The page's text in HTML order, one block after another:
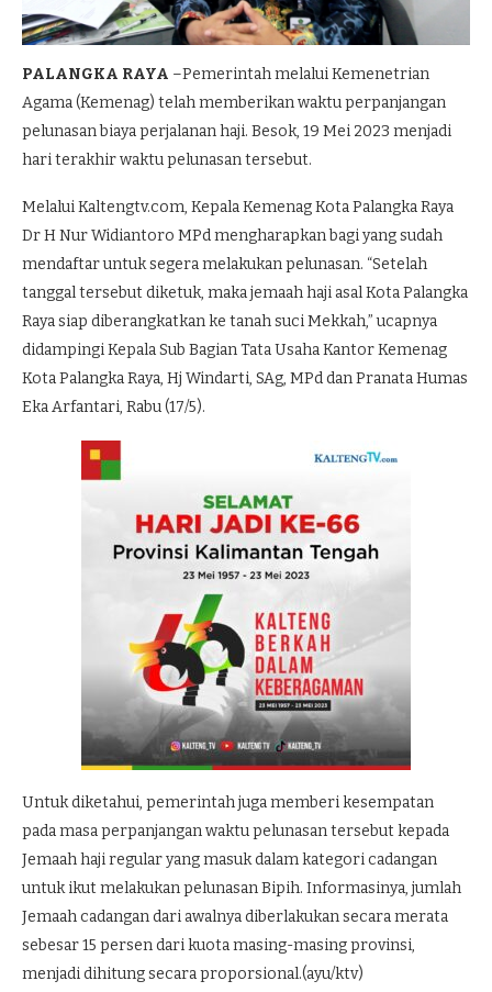
PALANGKA RAYA –Pemerintah melalui Kemenetrian
Agama (Kemenag) telah memberikan waktu perpanjangan
pelunasan biaya perjalanan haji. Besok, 19 Mei 2023 menjadi
hari terakhir waktu pelunasan tersebut.
Melalui Kaltengtv.com, Kepala Kemenag Kota Palangka Raya
Dr H Nur Widiantoro MPd mengharapkan bagi yang sudah
mendaftar untuk segera melakukan pelunasan. “Setelah
tanggal tersebut diketuk, maka jemaah haji asal Kota Palangka
Raya siap diberangkatkan ke tanah suci Mekkah,” ucapnya
didampingi Kepala Sub Bagian Tata Usaha Kantor Kemenag
Kota Palangka Raya, Hj Windarti, SAg, MPd dan Pranata Humas
Eka Arfantari, Rabu (17/5).
Untuk diketahui, pemerintah juga memberi kesempatan
pada masa perpanjangan waktu pelunasan tersebut kepada
Jemaah haji regular yang masuk dalam kategori cadangan
untuk ikut melakukan pelunasan Bipih. Informasinya, jumlah
Jemaah cadangan dari awalnya diberlakukan secara merata
sebesar 15 persen dari kuota masing-masing provinsi,
menjadi dihitung secara proporsional.(ayu/ktv)